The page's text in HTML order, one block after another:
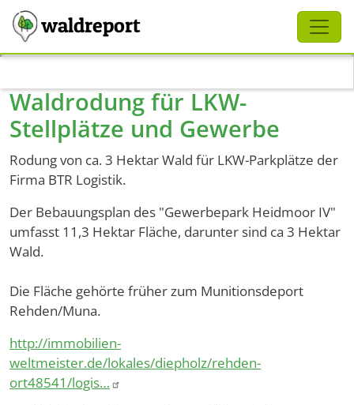
waldreport
Waldrodung für LKW-
Stellplätze und Gewerbe
Rodung von ca. 3 Hektar Wald für LKW-Parkplätze der
Firma BTR Logistik.
Der Bebauungsplan des "Gewerbepark Heidmoor IV"
umfasst 11,3 Hektar Fläche, darunter sind ca 3 Hektar
Wald.
Die Fläche gehörte früher zum Munitionsdeport
Rehden/Muna.
http://immobilien-
weltmeister.de/lokales/diepholz/rehden-
ort48541/logis…
Schliessen